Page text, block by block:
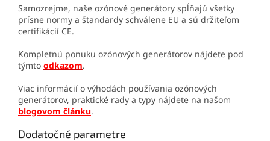
Samozrejme, naše ozónové generátory spĺňajú všetky
prísne normy a štandardy schválene EU a sú držiteľom
certifikácií CE.
Kompletnú ponuku ozónových generátorov nájdete pod
týmto odkazom.
Viac informácií o výhodách používania ozónových
generátorov, praktické rady a typy nájdete na našom
blogovom článku.
Dodatočné parametre